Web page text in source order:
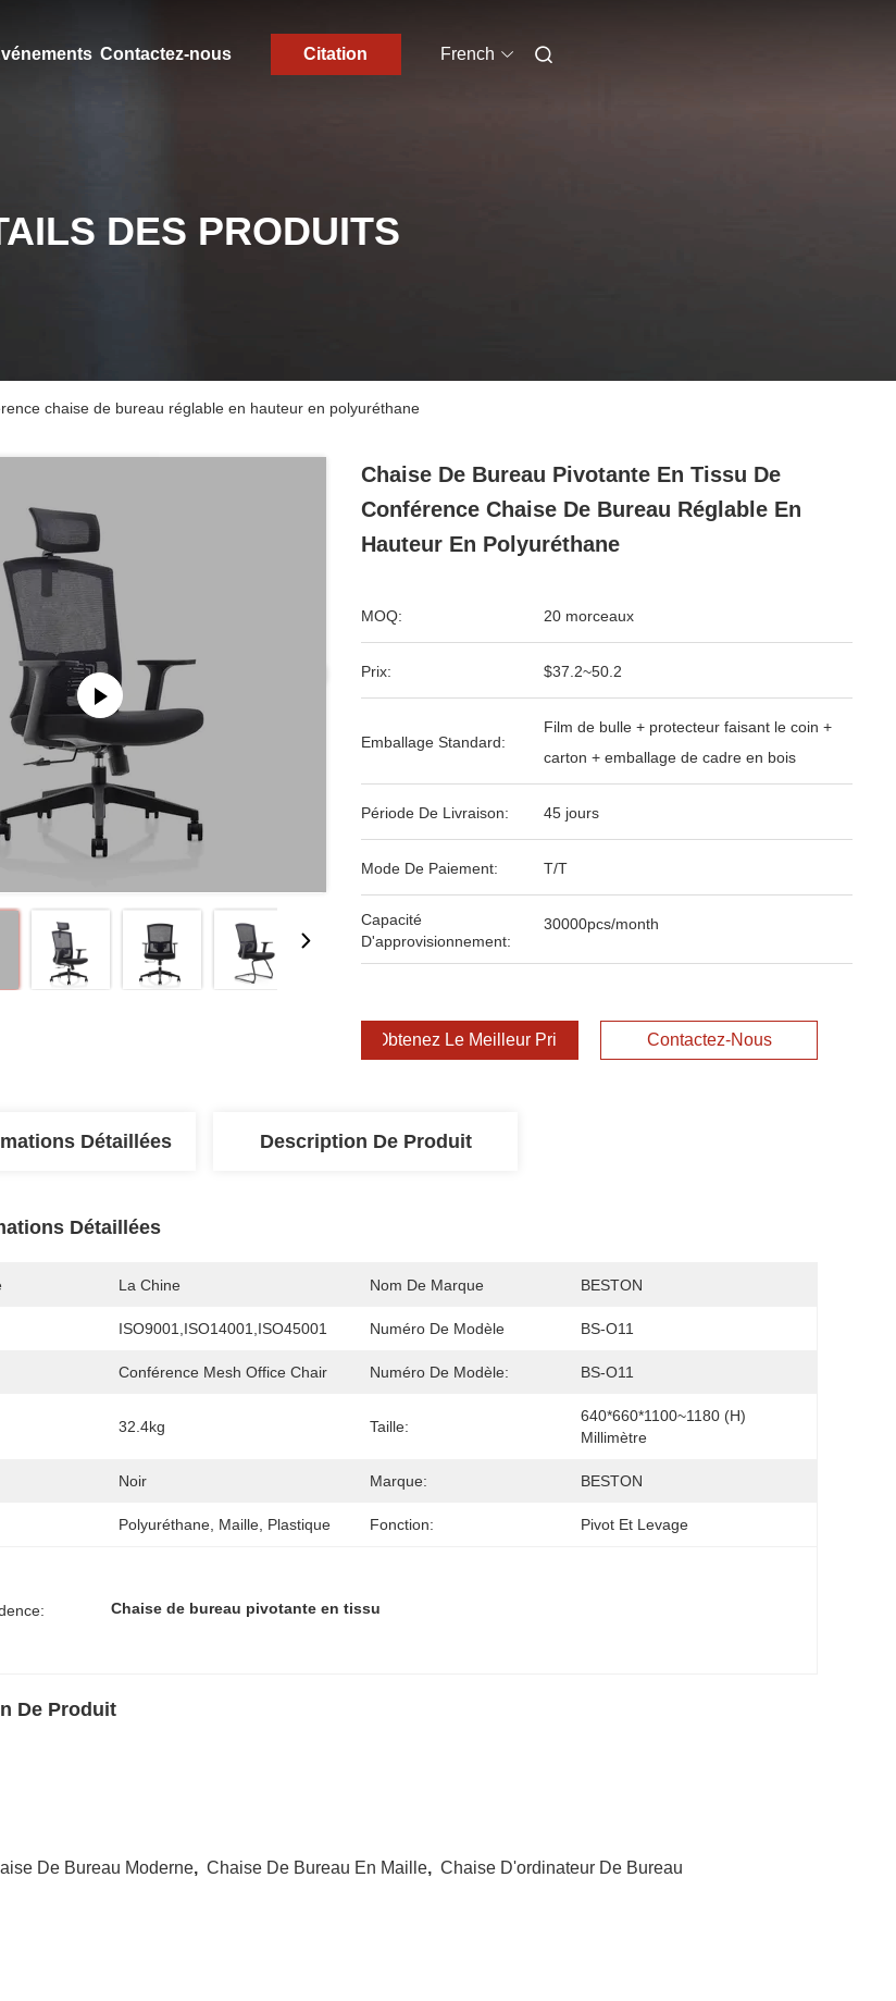
Contactez-nous Citation French
DES PRODUITS
chaise de bureau réglable en hauteur en polyuréthane
Chaise De Bureau Pivotante En Tissu De
Conférence Chaise De Bureau Réglable En
Hauteur En Polyuréthane
MOQ: 20 morceaux
Prix: $37.2~50.2
Emballage Standard:
Film de bulle + protecteur faisant le coin +
carton + emballage de cadre en bois
Période De Livraison: 45 jours
Mode De Paiement: T/T
Capacité
D'approvisionnement:
30000pcs/month
Obtenez Le Meilleur Prix Contactez-Nous
Détaillées Description De Produit
Détaillées
La Chine Nom De Marque BESTON
ISO9001,ISO14001,ISO45001 Numéro De Modèle BS-O11
Conférence Mesh Office Chair Numéro De Modèle: BS-O11
32.4kg Taille:
640*660*1100~1180 (H)
Millimètre
Noir Marque: BESTON
Polyuréthane, Maille, Plastique Fonction: Pivot Et Levage
Chaise de bureau pivotante en tissu
De Produit
De Bureau Moderne, Chaise De Bureau En Maille, Chaise D'ordinateur De Bureau